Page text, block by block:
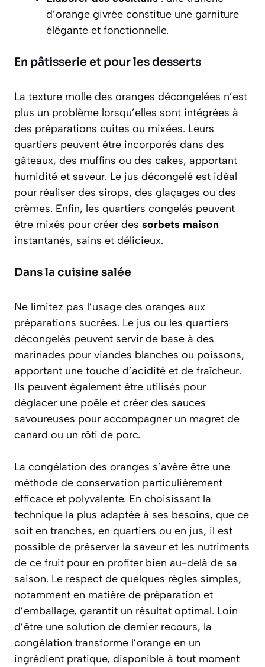
d’orange givrée constitue une garniture
élégante et fonctionnelle.
En pâtisserie et pour les desserts
La texture molle des oranges décongelées n’est
plus un problème lorsqu’elles sont intégrées à
des préparations cuites ou mixées. Leurs
quartiers peuvent être incorporés dans des
gâteaux, des muffins ou des cakes, apportant
humidité et saveur. Le jus décongelé est idéal
pour réaliser des sirops, des glaçages ou des
crèmes. Enfin, les quartiers congelés peuvent
être mixés pour créer des sorbets maison
instantanés, sains et délicieux.
Dans la cuisine salée
Ne limitez pas l’usage des oranges aux
préparations sucrées. Le jus ou les quartiers
décongelés peuvent servir de base à des
marinades pour viandes blanches ou poissons,
apportant une touche d’acidité et de fraîcheur.
Ils peuvent également être utilisés pour
déglacer une poêle et créer des sauces
savoureuses pour accompagner un magret de
canard ou un rôti de porc.
La congélation des oranges s’avère être une
méthode de conservation particulièrement
efficace et polyvalente. En choisissant la
technique la plus adaptée à ses besoins, que ce
soit en tranches, en quartiers ou en jus, il est
possible de préserver la saveur et les nutriments
de ce fruit pour en profiter bien au-delà de sa
saison. Le respect de quelques règles simples,
notamment en matière de préparation et
d’emballage, garantit un résultat optimal. Loin
d’être une solution de dernier recours, la
congélation transforme l’orange en un
ingrédient pratique, disponible à tout moment